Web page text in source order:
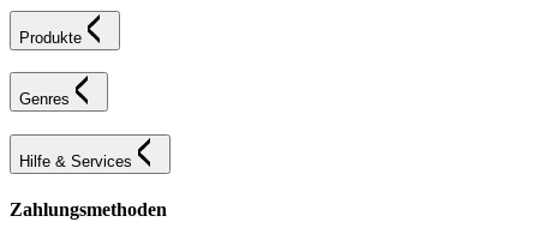
Produkte
Genres
Hilfe & Services
Zahlungsmethoden